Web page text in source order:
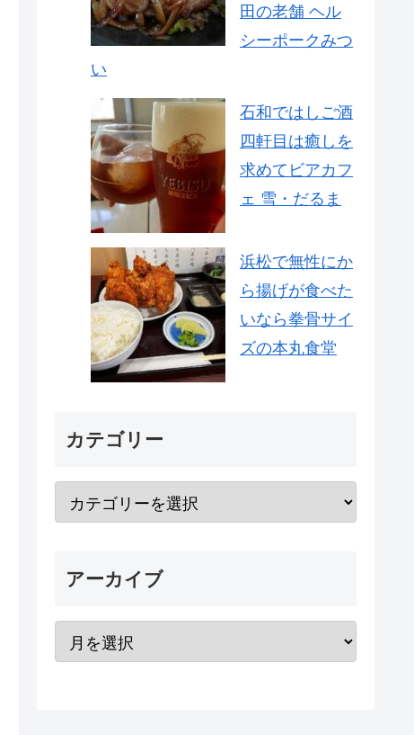
田の老舗 ヘル
シーポークみつ
い
石和ではしご酒
四軒目は癒しを
求めてビアカフ
ェ 雪・だるま
浜松で無性にか
ら揚げが食べた
いなら拳骨サイ
ズの本丸食堂
カテゴリー
アーカイブ